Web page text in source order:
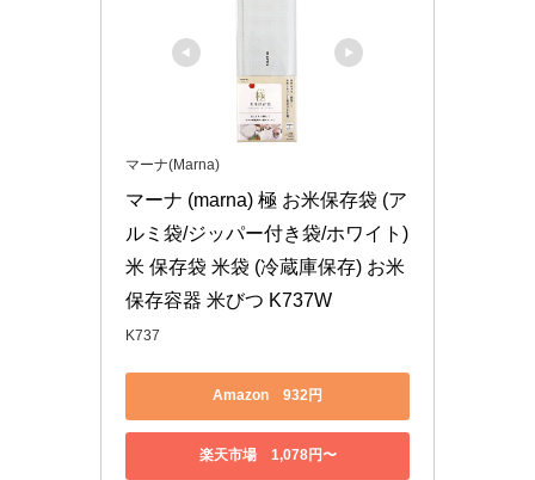
マーナ(Marna)
マーナ (marna) 極 お米保存袋 (ア
ルミ袋/ジッパー付き袋/ホワイト)
米 保存袋 米袋 (冷蔵庫保存) お米
保存容器 米びつ K737W
K737
Amazon 932円
楽天市場 1,078円〜